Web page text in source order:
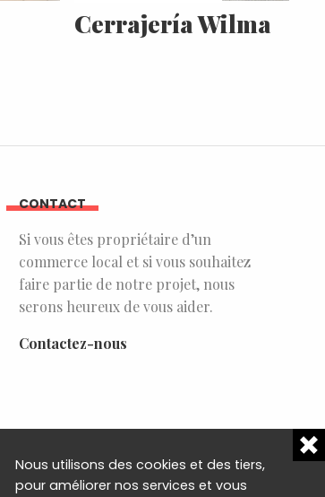
Cerrajería Wilma
Nous utilisons des cookies et des tiers,
pour améliorer nos services et vous
CONTACT
Si vous êtes propriétaire d’un
commerce local et si vous souhaitez
faire partie de notre projet, nous
serons heureux de vous aider.
Contactez-nous